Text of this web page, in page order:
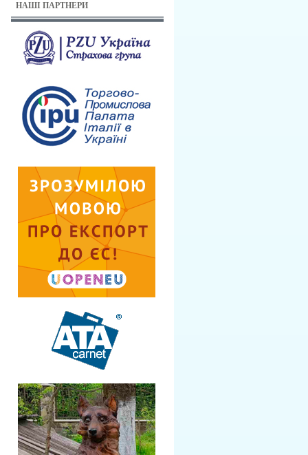
НАШІ ПАРТНЕРИ